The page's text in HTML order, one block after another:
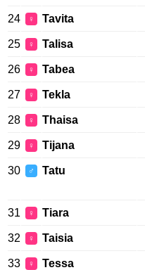
24 ♀ Tavita
25 ♀ Talisa
26 ♀ Tabea
27 ♀ Tekla
28 ♀ Thaisa
29 ♀ Tijana
30 ♂ Tatu
31 ♀ Tiara
32 ♀ Taisia
33 ♀ Tessa